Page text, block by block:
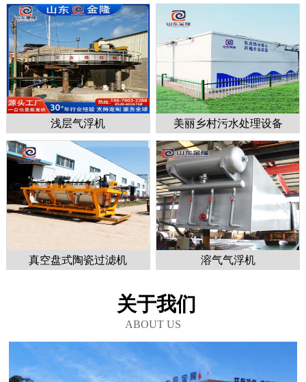
1 3
浅层气浮机 美丽乡村污水处理设备
真空盘式陶瓷过滤机 溶气气浮机
关于我们
ABOUT US